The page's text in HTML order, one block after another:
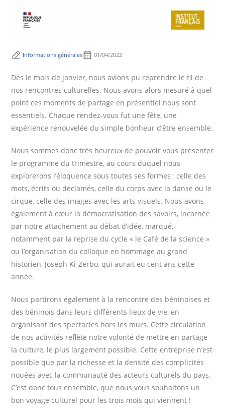
Informations générales 01/04/2022
Dès le mois de janvier, nous avions pu reprendre le fil de
nos rencontres culturelles. Nous avons alors mesuré à quel
point ces moments de partage en présentiel nous sont
essentiels. Chaque rendez-vous fut une fête, une
expérience renouvelée du simple bonheur d’être ensemble.
Nous sommes donc très heureux de pouvoir vous présenter
le programme du trimestre, au cours duquel nous
explorerons l’éloquence sous toutes ses formes : celle des
mots, écrits ou déclamés, celle du corps avec la danse ou le
cirque, celle des images avec les arts visuels. Nous avons
également à cœur la démocratisation des savoirs, incarnée
par notre attachement au débat d’idée, marqué,
notamment par la reprise du cycle « le Café de la science »
ou l’organisation du colloque en hommage au grand
historien, Joseph Ki-Zerbo, qui aurait eu cent ans cette
année.
Nous partirons également à la rencontre des béninoises et
des béninois dans leurs différents lieux de vie, en
organisant des spectacles hors les murs. Cette circulation
de nos activités reflète notre volonté de mettre en partage
la culture, le plus largement possible. Cette entreprise n’est
possible que par la richesse et la densité des complicités
nouées avec la communauté des acteurs culturels du pays.
C’est donc tous ensemble, que nous vous souhaitons un
bon voyage culturel pour les trois mois qui viennent !